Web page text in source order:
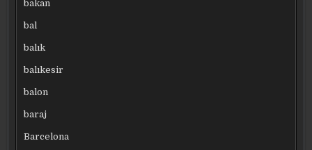
bakan
bal
balık
balıkesir
balon
baraj
Barcelona